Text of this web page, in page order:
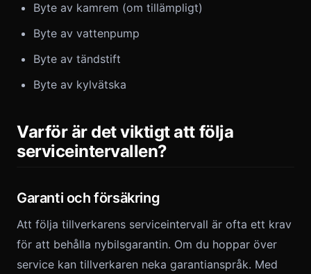
Byte av kamrem (om tillämpligt)
Byte av vattenpump
Byte av tändstift
Byte av kylvätska
Varför är det viktigt att följa
serviceintervallen?
Garanti och försäkring
Att följa tillverkarens serviceintervall är ofta ett krav
för att behålla nybilsgarantin. Om du hoppar över
service kan tillverkaren neka garantianspråk. Med